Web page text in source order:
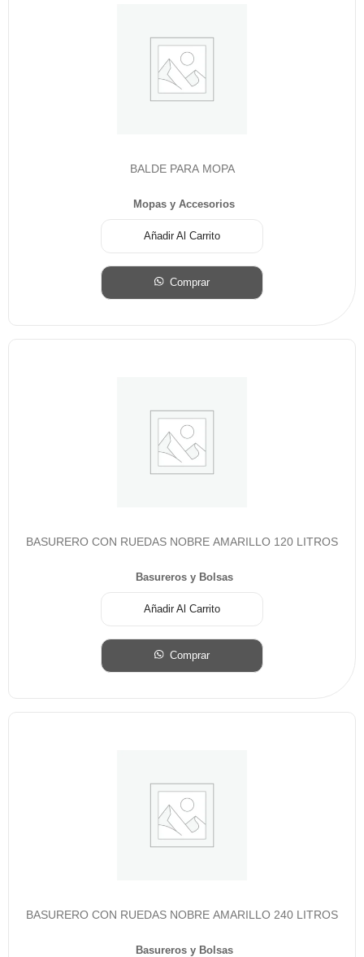
BALDE PARA MOPA
Mopas y Accesorios
Añadir Al Carrito
Comprar
BASURERO CON RUEDAS NOBRE AMARILLO 120 LITROS
Basureros y Bolsas
Añadir Al Carrito
Comprar
BASURERO CON RUEDAS NOBRE AMARILLO 240 LITROS
Basureros y Bolsas